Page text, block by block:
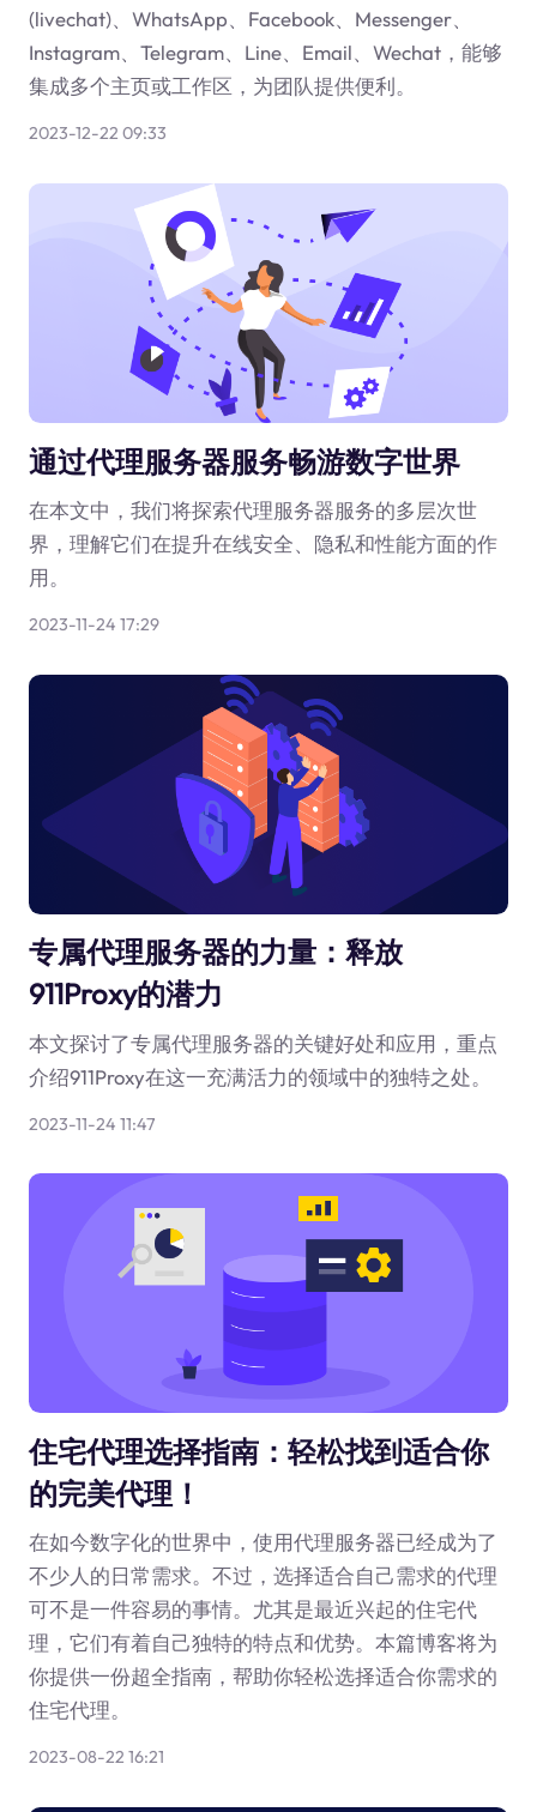
(livechat)、WhatsApp、Facebook、Messenger、
Instagram、Telegram、Line、Email、Wechat，能够
集成多个主页或工作区，为团队提供便利。
2023-12-22 09:33
通过代理服务器服务畅游数字世界
在本文中，我们将探索代理服务器服务的多层次世
界，理解它们在提升在线安全、隐私和性能方面的作
用。
2023-11-24 17:29
专属代理服务器的力量：释放
911Proxy的潜力
本文探讨了专属代理服务器的关键好处和应用，重点
介绍911Proxy在这一充满活力的领域中的独特之处。
2023-11-24 11:47
住宅代理选择指南：轻松找到适合你
的完美代理！
在如今数字化的世界中，使用代理服务器已经成为了
不少人的日常需求。不过，选择适合自己需求的代理
可不是一件容易的事情。尤其是最近兴起的住宅代
理，它们有着自己独特的特点和优势。本篇博客将为
你提供一份超全指南，帮助你轻松选择适合你需求的
住宅代理。
2023-08-22 16:21